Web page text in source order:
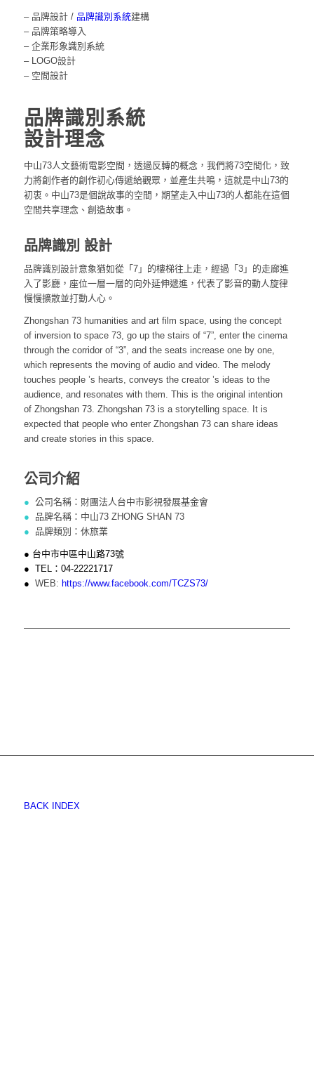
– 品牌設計 / 品牌識別系統建構
– 品牌策略導入
– 企業形象識別系統
– LOGO設計
– 空間設計
品牌識別系統
設計理念
中山73人文藝術電影空間，透過反轉的概念，我們將73空間化，致
力將創作者的創作初心傳遞給觀眾，並產生共鳴，這就是中山73的
初衷。中山73是個說故事的空間，期望走入中山73的人都能在這個
空間共享理念、創造故事。
品牌識別 設計
品牌識別設計意象猶如從「7」的樓梯往上走，經過「3」的走廊進
入了影廳，座位一層一層的向外延伸遞進，代表了影音的動人旋律
慢慢擴散並打動人心。
Zhongshan 73 humanities and art film space, using the concept
of inversion to space 73, go up the stairs of “7”, enter the cinema
through the corridor of “3”, and the seats increase one by one,
which represents the moving of audio and video. The melody
touches people ’s hearts, conveys the creator ’s ideas to the
audience, and resonates with them. This is the original intention
of Zhongshan 73. Zhongshan 73 is a storytelling space. It is
expected that people who enter Zhongshan 73 can share ideas
and create stories in this space.
公司介紹
● 公司名稱：財團法人台中市影視發展基金會
● 品牌名稱：中山73 ZHONG SHAN 73
● 品牌類別：休旅業
● 台中市中區中山路73號
● TEL：04-22221717
● WEB: https://www.facebook.com/TCZS73/
BACK INDEX